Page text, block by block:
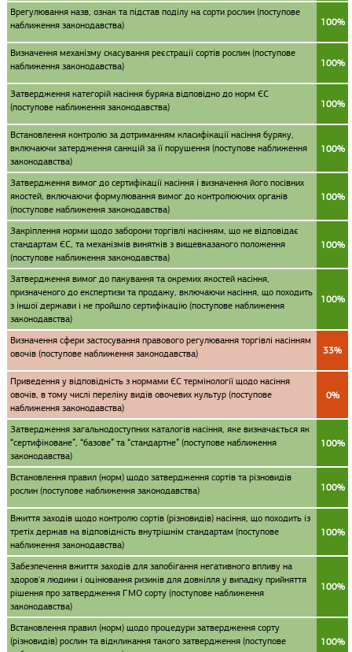
Врегулювання назв, ознак та підстав поділу на сорти рослин (поступове
наближення законодавства)
100%
Визначення механізму скасування реєстрації сортів рослин (поступове
наближення законодавства)
100%
Затвердження категорій насіння буряка відповідно до норм ЄС
(поступове наближення законодавства)
100%
Встановлення контролю за дотриманням класифікації насіння буряку,
включаючи затердження санкцій за її порушення (поступове наближення
законодавства)
100%
Затвердження вимог до сертифікації насіння і визначення його посівних
якостей, включаючи формулювання вимог до контролюючих органів
(поступове наближення законодавства)
100%
Закріплення норми щодо заборони торгівлі насінням, що не відповідає
стандартам ЄС, та механізмів винятків з вищевказаного положення
(поступове наближення законодавства)
100%
Затвердження вимог до пакування та окремих якостей насіння,
призначеного до експертизи та продажу, включаючи насіння, що походить
з іншої держави і не пройшло сертифікацію (поступове наближення
законодавства)
100%
Визначення сфери застосування правового регулювання торгівлі насінням
овочів (поступове наближення законодавства)
33%
Приведення у відповідність з нормами ЄС термінології щодо насіння
овочів, в тому числі переліку видів овочевих культур (поступове
наближення законодавства)
0%
Затвердження загальнодоступних каталогів насіння, яке визначається як
“сертифіковане”, “базове” та “стандартне” (поступове наближення
законодавства)
100%
Встановлення правил (норм) щодо затвердження сортів та різновидів
рослин (поступове наближення законодавства)
100%
Вжиття заходів щодо контролю сортів (різновидів) насіння, що походить із
третіх держав на відповідність внутрішнім стандартам (поступове
наближення законодавства)
100%
Забезпечення вжиття заходів для запобігання негативного впливу на
здоров'я людини і оцінювання ризиків для довкілля у випадку прийняття
рішення про затвердження ГМО сорту (поступове наближення
законодавства)
100%
Встановлення правил (норм) щодо процедури затвердження сорту
(різновидів) рослин та відкликання такого затвердження (поступове
100%